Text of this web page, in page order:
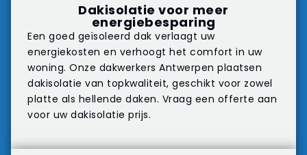
Dakisolatie voor meer
energiebesparing
Een goed geïsoleerd dak verlaagt uw
energiekosten en verhoogt het comfort in uw
woning. Onze dakwerkers Antwerpen plaatsen
dakisolatie van topkwaliteit, geschikt voor zowel
platte als hellende daken. Vraag een offerte aan
voor uw dakisolatie prijs.